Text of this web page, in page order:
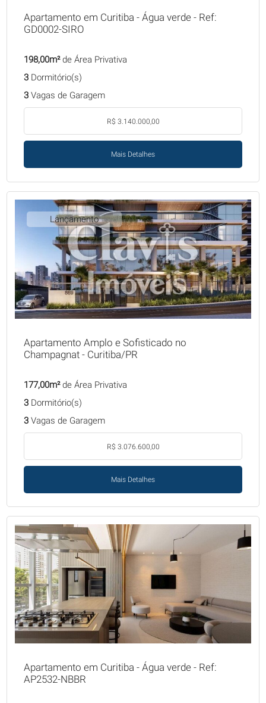
Apartamento em Curitiba - Água verde - Ref:
GD0002-SIRO
198,00m²de Área Privativa
3Dormitório(s)
3Vagas de Garagem
R$ 3.140.000,00
Mais Detalhes
Lançamento
Apartamento Amplo e Sofisticado no
Champagnat - Curitiba/PR
177,00m²de Área Privativa
3Dormitório(s)
3Vagas de Garagem
R$ 3.076.600,00
Mais Detalhes
Apartamento em Curitiba - Água verde - Ref:
AP2532-NBBR